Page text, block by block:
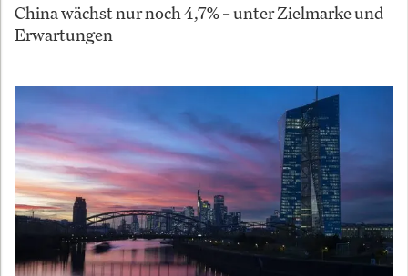
China wächst nur noch 4,7% – unter Zielmarke und
Erwartungen